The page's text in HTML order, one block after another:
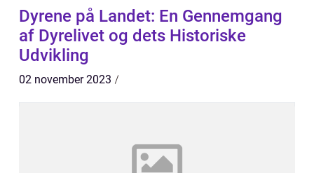
Dyrene på Landet: En Gennemgang
af Dyrelivet og dets Historiske
Udvikling
02 november 2023